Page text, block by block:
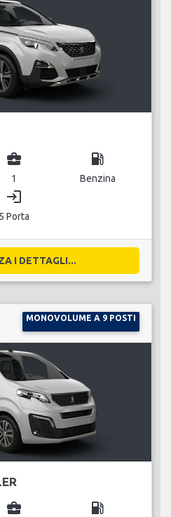
business_center
1
local_gas_station
Benzina
login
5 Porta
I DETTAGLI...
MONOVOLUME A 9 POSTI
business_center local_gas_station